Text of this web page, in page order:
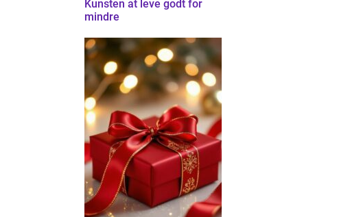
Kunsten at leve godt for
mindre